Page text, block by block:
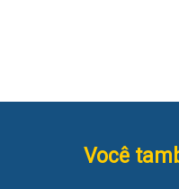
Você